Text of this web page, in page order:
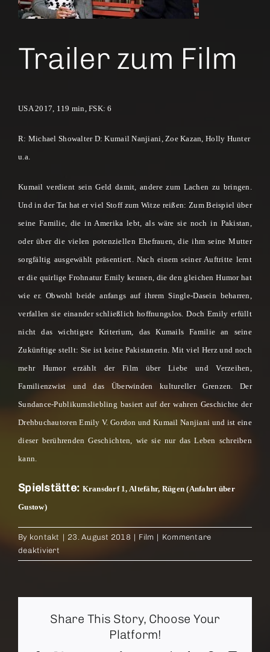
Trailer zum Film
USA 2017, 119 min, FSK: 6
R: Michael Showalter D: Kumail Nanjiani, Zoe Kazan, Holly Hunter
u.a.
Kumail verdient sein Geld damit, andere zum Lachen zu bringen.
Und in der Tat hat er viel Stoff zum Witze reißen: Zum Beispiel über
seine Familie, die in Amerika lebt, als wäre sie noch in Pakistan,
oder über die vielen potenziellen Ehefrauen, die ihm seine Mutter
sorgfältig ausgewählt präsentiert. Nach einem seiner Auftritte lernt
er die quirlige Frohnatur Emily kennen, die den gleichen Humor hat
wie er. Obwohl beide anfangs auf ihrem Single-Dasein beharren,
verfallen sie einander schließlich hoffnungslos. Doch Emily erfüllt
nicht das wichtigste Kriterium, das Kumails Familie an seine
Zukünftige stellt: Sie ist keine Pakistanerin. Mit viel Herz und noch
mehr Humor erzählt der Film über Liebe und Verzeihen,
Familienzwist und das Überwinden kultureller Grenzen. Der
Sundance-Publikumsliebling basiert auf der wahren Geschichte der
Drehbuchautoren Emily V. Gordon und Kumail Nanjiani und ist eine
dieser berührenden Geschichten, wie sie nur das Leben schreiben
kann.
Spielstätte: Kransdorf 1, Altefähr, Rügen (Anfahrt über
Gustow)
By kontakt | 23. August 2018 | Film | Kommentare
deaktiviertfür
Sommer
Big
Share This Story, Choose Your
Platform!